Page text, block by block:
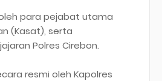
para pejabat utama
(Kasat), serta
Polres Cirebon.
resmi oleh Kapolres